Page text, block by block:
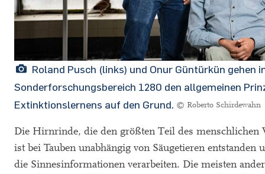
Roland Pusch (links) und Onur Güntürkün gehen
Sonderforschungsbereich 1280 den allgemeinen
Extinktionslernens auf den Grund. © Roberto Schirdewahn
Die Hirnrinde, die den größten Teil des menschlichen
ist bei Tauben unabhängig von Säugetieren entstanden
die Sinnesinformationen verarbeiten. Die meisten